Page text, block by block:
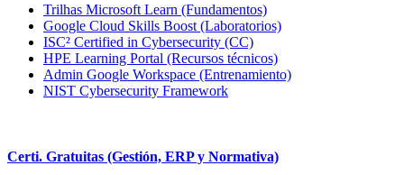
Trilhas Microsoft Learn (Fundamentos)
Google Cloud Skills Boost (Laboratorios)
ISC² Certified in Cybersecurity (CC)
HPE Learning Portal (Recursos técnicos)
Admin Google Workspace (Entrenamiento)
NIST Cybersecurity Framework
Certi. Gratuitas (Gestión, ERP y Normativa)